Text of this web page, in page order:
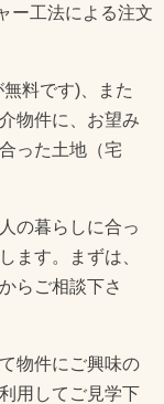
ー工法による注文
料です)、また
物件に、お望み
った土地（宅
の暮らしに合っ
ます。まずは、
からご相談下さ
物件にご興味の
用してご見学下